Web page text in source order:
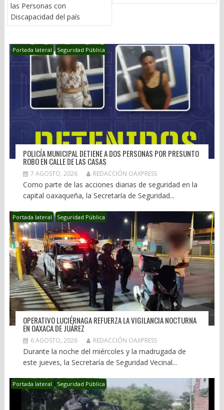
las Personas con
Discapacidad del país
Portada lateral Seguridad Pública
POLICÍA MUNICIPAL DETIENE A DOS PERSONAS POR PRESUNTO
ROBO EN CALLE DE LAS CASAS
7 AGOSTO, 2026 REDACCIÓN OAXPRESS
Como parte de las acciones diarias de seguridad en la
capital oaxaqueña, la Secretaría de Seguridad...
Portada lateral Seguridad Pública
OPERATIVO LUCIÉRNAGA REFUERZA LA VIGILANCIA NOCTURNA
EN OAXACA DE JUÁREZ
6 AGOSTO, 2026 REDACCIÓN OAXPRESS
Durante la noche del miércoles y la madrugada de
este jueves, la Secretaría de Seguridad Vecinal...
Portada lateral Seguridad Pública